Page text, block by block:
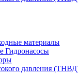
материалы
Гидронасосы
давления